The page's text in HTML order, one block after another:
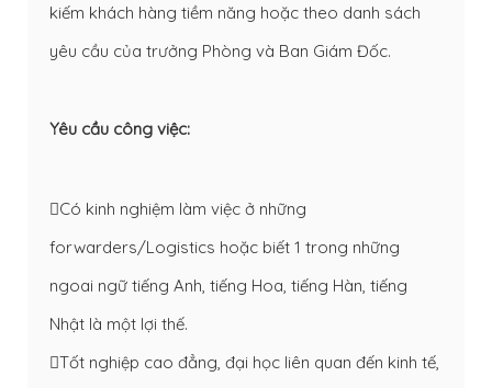
kiếm khách hàng tiềm năng hoặc theo danh sách
yêu cầu của trưởng Phòng và Ban Giám Đốc.
Yêu cầu công việc:
Có kinh nghiệm làm việc ở những
forwarders/Logistics hoặc biết 1 trong những
ngoai ngữ tiếng Anh, tiếng Hoa, tiếng Hàn, tiếng
Nhật là một lợi thế.
Tốt nghiệp cao đẳng, đại học liên quan đến kinh tế,